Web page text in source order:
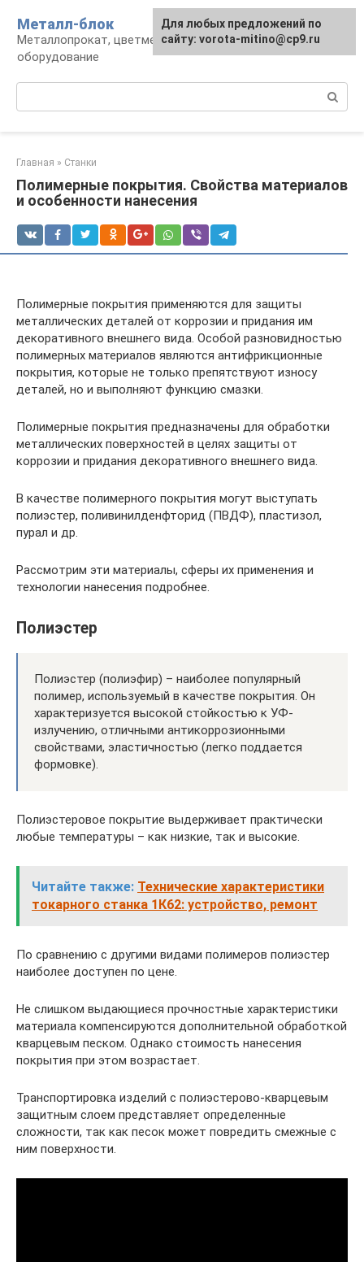
контенту
Металл-блок
Металлопрокат, цветмет, обработка и
оборудование
Главная » Станки
Полимерные покрытия. Свойства материалов
и особенности нанесения
Полимерные покрытия применяются для защиты
металлических деталей от коррозии и придания им
декоративного внешнего вида. Особой разновидностью
полимерных материалов являются антифрикционные
покрытия, которые не только препятствуют износу
деталей, но и выполняют функцию смазки.
Полимерные покрытия предназначены для обработки
металлических поверхностей в целях защиты от
коррозии и придания декоративного внешнего вида.
В качестве полимерного покрытия могут выступать
полиэстер, поливинилденфторид (ПВДФ), пластизол,
пурал и др.
Рассмотрим эти материалы, сферы их применения и
технологии нанесения подробнее.
Полиэстер
Полиэстер (полиэфир) – наиболее популярный
полимер, используемый в качестве покрытия. Он
характеризуется высокой стойкостью к УФ-
излучению, отличными антикоррозионными
свойствами, эластичностью (легко поддается
формовке).
Полиэстеровое покрытие выдерживает практически
любые температуры – как низкие, так и высокие.
Читайте также: Технические характеристики
токарного станка 1К62: устройство, ремонт
По сравнению с другими видами полимеров полиэстер
наиболее доступен по цене.
Не слишком выдающиеся прочностные характеристики
материала компенсируются дополнительной обработкой
кварцевым песком. Однако стоимость нанесения
покрытия при этом возрастает.
Транспортировка изделий с полиэстерово-кварцевым
защитным слоем представляет определенные
сложности, так как песок может повредить смежные с
ним поверхности.
Для любых предложений по
сайту: vorota-mitino@cp9.ru